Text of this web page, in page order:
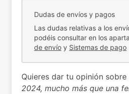
Dudas de envíos y pagos
Las dudas relativas a los
podéis consultar en los
de envío y Sistemas de pago
Quieres dar tu opinión sobre
2024, mucho más que una